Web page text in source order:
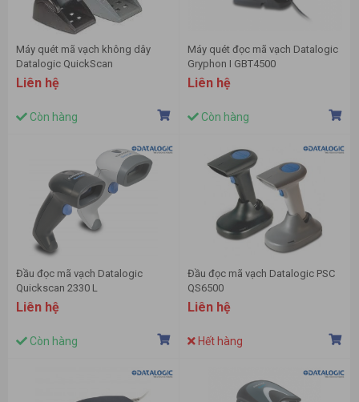
Máy quét mã vạch không dây
Datalogic QuickScan
QM2131/QBT2131
Liên hệ
Còn hàng
Máy quét đọc mã vạch Datalogic
Gryphon I GBT4500
Liên hệ
Còn hàng
Đầu đọc mã vạch Datalogic
Quickscan 2330 L
Liên hệ
Còn hàng
Đầu đọc mã vạch Datalogic PSC
QS6500
Liên hệ
Hết hàng